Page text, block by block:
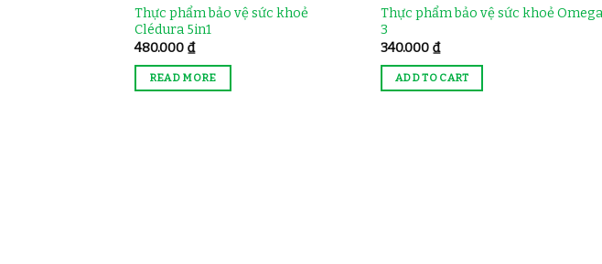
OUT OF STOCK
Thực phẩm bảo vệ sức khoẻ
Clédura 5in1
480.000 ₫
READ MORE
Thực phẩm bảo vệ sức khoẻ
3
340.000 ₫
ADD TO CART